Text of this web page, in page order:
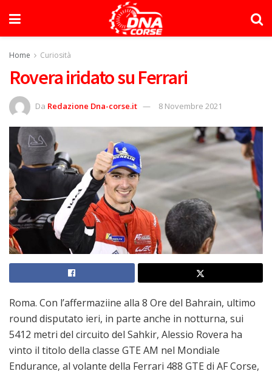
Home Curiosità
Rovera iridato su Ferrari
Da Redazione Dna-corse.it 8 Novembre 2021
Roma. Con l’affermaziine alla 8 Ore del Bahrain, ultimo
round disputato ieri, in parte anche in notturna, sui
5412 metri del circuito del Sahkir, Alessio Rovera ha
vinto il titolo della classe GTE AM nel Mondiale
Endurance, al volante della Ferrari 488 GTE di AF Corse,